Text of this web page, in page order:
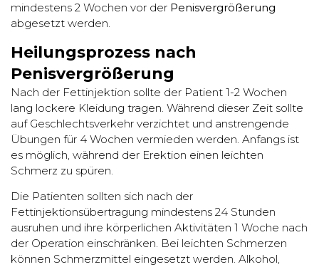
mindestens 2 Wochen vor der Penisvergrößerung
abgesetzt werden.
Heilungsprozess nach
Penisvergrößerung
Nach der Fettinjektion sollte der Patient 1-2 Wochen
lang lockere Kleidung tragen. Während dieser Zeit sollte
auf Geschlechtsverkehr verzichtet und anstrengende
Übungen für 4 Wochen vermieden werden. Anfangs ist
es möglich, während der Erektion einen leichten
Schmerz zu spüren.
Die Patienten sollten sich nach der
Fettinjektionsübertragung mindestens 24 Stunden
ausruhen und ihre körperlichen Aktivitäten 1 Woche nach
der Operation einschränken. Bei leichten Schmerzen
können Schmerzmittel eingesetzt werden. Alkohol,